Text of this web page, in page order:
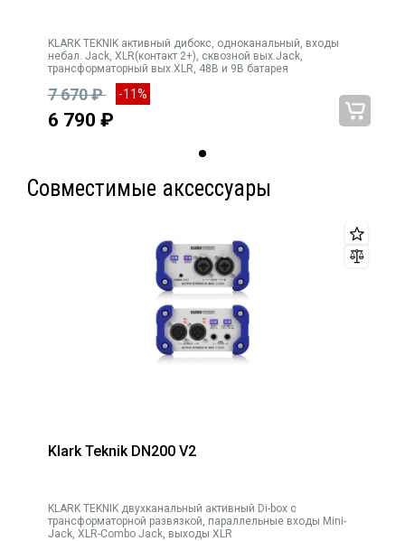
KLARK TEKNIK активный дибокс, одноканальный, входы
небал. Jack, XLR(контакт 2+), сквозной вых.Jack,
трансформаторный вых.XLR, 48В и 9В батарея
7 670 ₽ -11%
6 790 ₽
Совместимые аксессуары
Klark Teknik DN200 V2
KLARK TEKNIK двухканальный активный Di-box с
трансформаторной развязкой, параллельные входы Mini-
Jack, XLR-Combo Jack, выходы XLR